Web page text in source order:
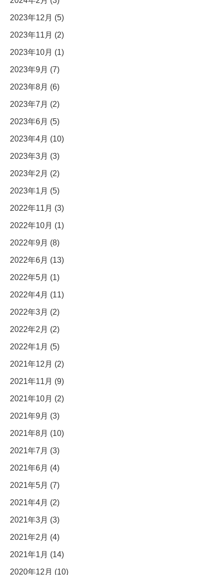
2023年12月 (5)
2023年11月 (2)
2023年10月 (1)
2023年9月 (7)
2023年8月 (6)
2023年7月 (2)
2023年6月 (5)
2023年4月 (10)
2023年3月 (3)
2023年2月 (2)
2023年1月 (5)
2022年11月 (3)
2022年10月 (1)
2022年9月 (8)
2022年6月 (13)
2022年5月 (1)
2022年4月 (11)
2022年3月 (2)
2022年2月 (2)
2022年1月 (5)
2021年12月 (2)
2021年11月 (9)
2021年10月 (2)
2021年9月 (3)
2021年8月 (10)
2021年7月 (3)
2021年6月 (4)
2021年5月 (7)
2021年4月 (2)
2021年3月 (3)
2021年2月 (4)
2021年1月 (14)
2020年12月 (10)